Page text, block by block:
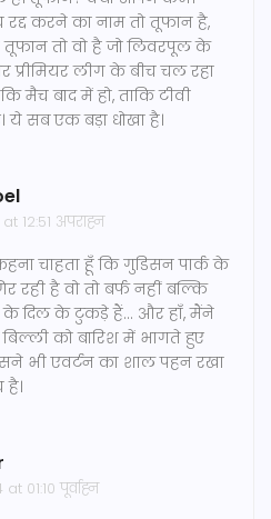
रद्द करने का नाम तो तूफान है,
तो वो है जो लिवरपूल के
प्रीमियर लीग के बीच चल रहा
मैच बाद में हो, ताकि टीवी
ये सब एक बड़ा धोखा है।
12:51 अपराह्न
चाहता हूँ कि गुडिसन पार्क के
रही है वो तो बर्फ नहीं बल्कि
दिल के टुकड़े हैं... और हाँ, मैंने
को बारिश में भागते हुए
भी एवर्टन का शाल पहन रखा
है।
01:10 पूर्वाह्न